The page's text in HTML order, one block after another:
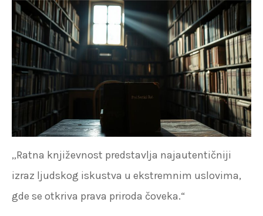
„Ratna književnost predstavlja najautentičniji
izraz ljudskog iskustva u ekstremnim uslovima,
gde se otkriva prava priroda čoveka.“